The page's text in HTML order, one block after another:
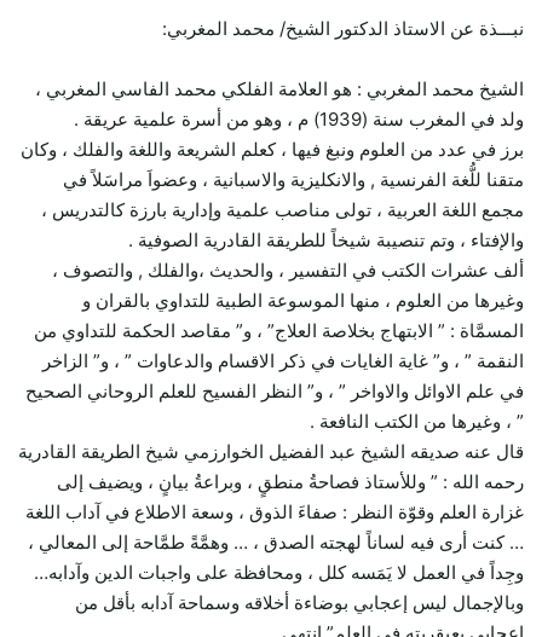
نبـــذة عن الاستاذ الدكتور الشيخ/ محمد المغربي:
الشيخ محمد المغربي : هو العلامة الفلكي محمد الفاسي المغربي ،
ولد في المغرب سنة (1939) م ، وهو من أسرة علمية عريقة .
برز في عدد من العلوم ونبغ فيها ، كعلم الشريعة واللغة والفلك ، وكان
متقنا للُّغة الفرنسية , والانكليزية والاسبانية ، وعضواَ مراسَلاً في
مجمع اللغة العربية ، تولى مناصب علمية وإدارية بارزة كالتدريس ،
والإفتاء ، وتم تنصيبة شيخاً للطريقة القادرية الصوفية .
ألف عشرات الكتب في التفسير ، والحديث ،والفلك , والتصوف ،
وغيرها من العلوم ، منها الموسوعة الطبية للتداوي بالقران و
المسمَّاة : ” الابتهاج بخلاصة العلاج” ، و” مقاصد الحكمة للتداوي من
النقمة ” ، و” غاية الغايات في ذكر الاقسام والدعاوات ” ، و” الزاخر
في علم الاوائل والاواخر ” ، و” النظر الفسيح للعلم الروحاني الصحيح
” ، وغيرها من الكتب النافعة .
قال عنه صديقه الشيخ عبد الفضيل الخوارزمي شيخ الطريقة القادرية
رحمه الله : ” وللأستاذ فصاحةُ منطقٍ ، وبراعةُ بيانٍ ، ويضيف إلى
غزارة العلم وقوّة النظر : صفاءَ الذوق ، وسعة الاطلاع في آداب اللغة
… كنت أرى فيه لساناً لهجته الصدق ، … وهمَّةً طمَّاحة إلى المعالي ،
وجِداً في العمل لا يَمَسه كلل ، ومحافظة على واجبات الدين وآدابه…
وبالإجمال ليس إعجابي بوضاءة أخلاقه وسماحة آدابه بأقل من